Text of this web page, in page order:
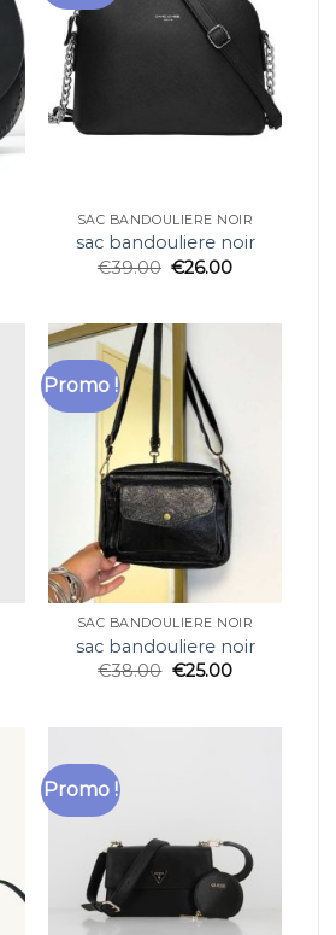
SAC BANDOULIERE NOIR
sac bandouliere noir
€39.00 €26.00
Promo !
SAC BANDOULIERE NOIR
sac bandouliere noir
€38.00 €25.00
Promo !